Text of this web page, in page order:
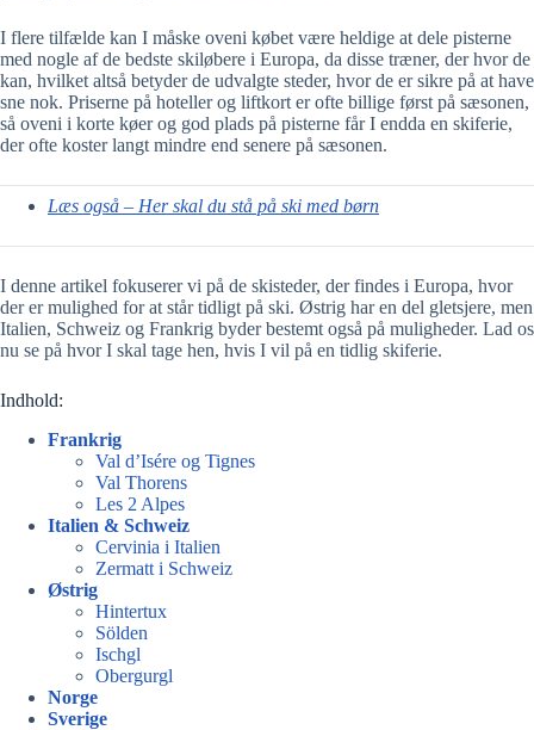
I flere tilfælde kan I måske oveni købet være heldige at dele pisterne
med nogle af de bedste skiløbere i Europa, da disse træner, der hvor de
kan, hvilket altså betyder de udvalgte steder, hvor de er sikre på at have
sne nok. Priserne på hoteller og liftkort er ofte billige først på sæsonen,
så oveni i korte køer og god plads på pisterne får I endda en skiferie,
der ofte koster langt mindre end senere på sæsonen.
Læs også – Her skal du stå på ski med børn
I denne artikel fokuserer vi på de skisteder, der findes i Europa, hvor
der er mulighed for at står tidligt på ski. Østrig har en del gletsjere, men
Italien, Schweiz og Frankrig byder bestemt også på muligheder. Lad os
nu se på hvor I skal tage hen, hvis I vil på en tidlig skiferie.
Indhold:
Frankrig
Val d’Isére og Tignes
Val Thorens
Les 2 Alpes
Italien & Schweiz
Cervinia i Italien
Zermatt i Schweiz
Østrig
Hintertux
Sölden
Ischgl
Obergurgl
Norge
Sverige